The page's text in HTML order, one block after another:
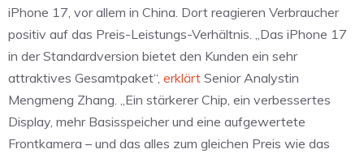
iPhone 17, vor allem in China. Dort reagieren Verbraucher
positiv auf das Preis-Leistungs-Verhältnis. „Das iPhone 17
in der Standardversion bietet den Kunden ein sehr
attraktives Gesamtpaket“, erklärt Senior Analystin
Mengmeng Zhang. „Ein stärkerer Chip, ein verbessertes
Display, mehr Basisspeicher und eine aufgewertete
Frontkamera – und das alles zum gleichen Preis wie das